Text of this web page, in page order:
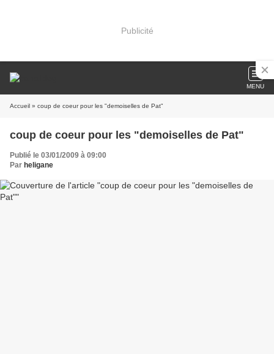
Publicité
MENU
Accueil » coup de coeur pour les "demoiselles de Pat"
coup de coeur pour les "demoiselles de Pat"
Publié le 03/01/2009 à 09:00
Par heligane